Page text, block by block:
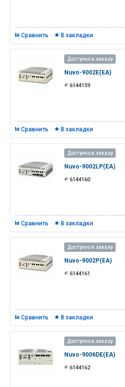
Сравнить В закладки
Доступно к заказу
Nuvo-9002E(EA)
6144159
Сравнить В закладки
Доступно к заказу
Nuvo-9002LP(EA)
6144160
Сравнить В закладки
Доступно к заказу
Nuvo-9002P(EA)
6144161
Сравнить В закладки
Доступно к заказу
Nuvo-9006DE(EA)
6144162